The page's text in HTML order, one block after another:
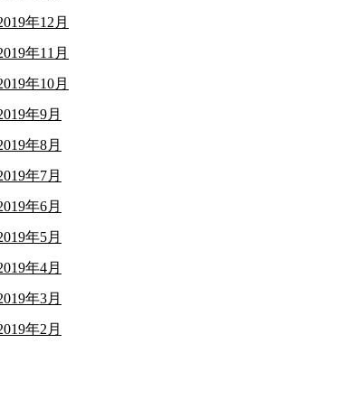
年12月
年11月
年10月
年9月
年8月
年7月
年6月
年5月
年4月
年3月
年2月